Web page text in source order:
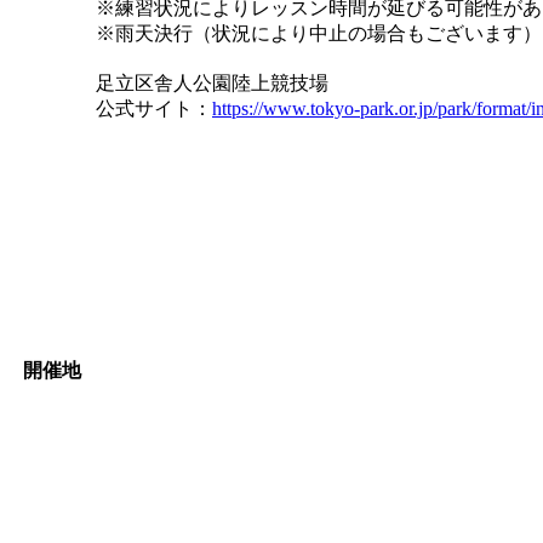
※練習状況によりレッスン時間が延びる可能性があ
※雨天決行（状況により中止の場合もございます）
開催地
足立区舎人公園陸上競技場
公式サイト： https://www.tokyo-park.or.jp/park/format/